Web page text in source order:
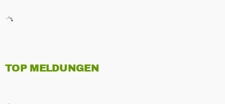
TOP MELDUNGEN